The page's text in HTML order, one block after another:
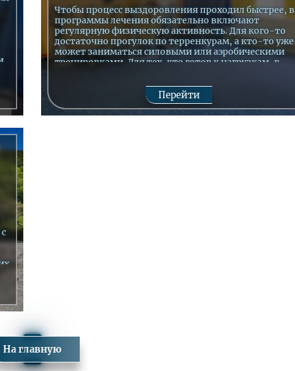
Чтобы процесс выздоровления проходил быстрее, в
программы лечения обязательно включают
регулярную физическую активность. Для кого-то
достаточно прогулок по терренкурам, а кто-то уже
может заниматься силовыми или аэробическими
тренировками. Для тех, кто готов к нагрузкам, в
Оснащение зала
Здесь проходят занятия ЛФК, и коллективные
Перейти
На главную